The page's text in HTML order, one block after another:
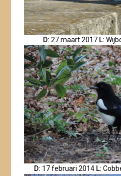
D: 27 maart 2017 L:
D: 17 februari 2014 L: